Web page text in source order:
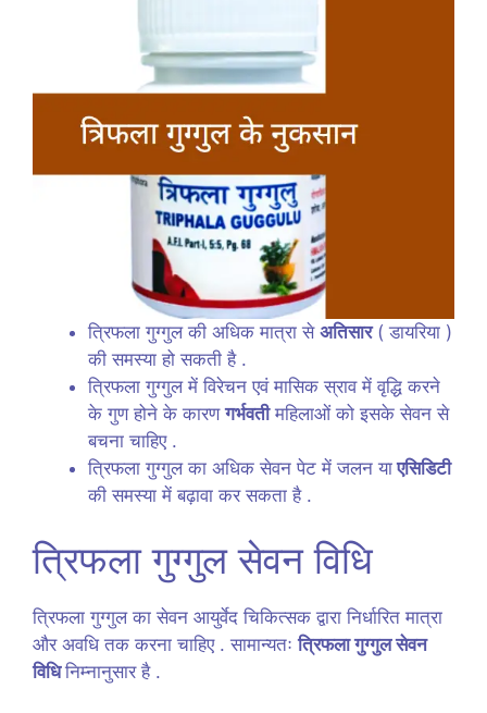
त्रिफला गुग्गुल की अधिक मात्रा से अतिसार( डायरिया )
की समस्या हो सकती है .
त्रिफला गुग्गुल में विरेचन एवं मासिक स्राव में वृद्धि करने
के गुण होने के कारणगर्भवतीमहिलाओं को इसके सेवन से
बचना चाहिए .
त्रिफला गुग्गुल का अधिक सेवन पेट में जलन याएसिडिटी
की समस्या में बढ़ावा कर सकता है .
त्रिफला गुग्गुल सेवन विधि
त्रिफला गुग्गुल का सेवन आयुर्वेद चिकित्सक द्वारा निर्धारित मात्रा
और अवधि तक करना चाहिए . सामान्यतःत्रिफला गुग्गुल सेवन
विधिनिम्नानुसार है .